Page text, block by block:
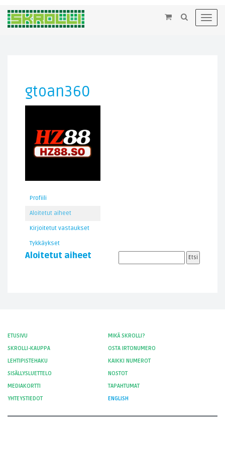
×
gtoan360
Profiili
Aloitetut aiheet
Kirjoitetut vastaukset
Tykkäykset
Aloitetut aiheet
ETUSIVU
MIKÄ SKROLLI?
SKROLLI-KAUPPA
OSTA IRTONUMERO
LEHTIPISTEHAKU
KAIKKI NUMEROT
SISÄLLYSLUETTELO
NOSTOT
MEDIAKORTTI
TAPAHTUMAT
YHTEYSTIEDOT
ENGLISH